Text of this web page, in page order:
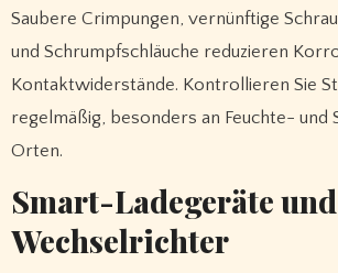
Saubere Crimpungen, vernünftige
und Schrumpfschläuche reduzieren
Kontaktwiderstände. Kontrollieren Sie
regelmäßig, besonders an Feuchte- und
Orten.
Smart-Ladegeräte und
Wechselrichter